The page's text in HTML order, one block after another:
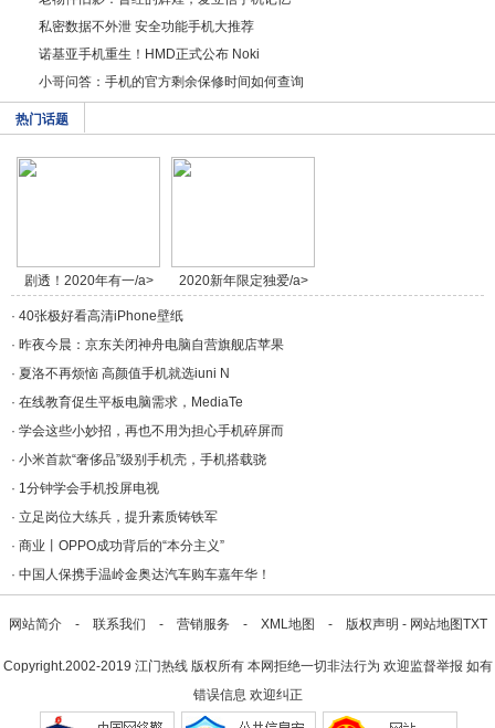
私密数据不外泄 安全功能手机大推荐
诺基亚手机重生！HMD正式公布 Noki
小哥问答：手机的官方剩余保修时间如何查询
热门话题
剧透！2020年有一/a> 2020新年限定独爱/a>
· 40张极好看高清iPhone壁纸
· 昨夜今晨：京东关闭神舟电脑自营旗舰店苹果
· 夏洛不再烦恼 高颜值手机就选iuni N
· 在线教育促生平板电脑需求，MediaTe
· 学会这些小妙招，再也不用为担心手机碎屏而
· 小米首款“奢侈品”级别手机壳，手机搭载骁
· 1分钟学会手机投屏电视
· 立足岗位大练兵，提升素质铸铁军
· 商业丨OPPO成功背后的“本分主义”
· 中国人保携手温岭金奥达汽车购车嘉年华！
网站简介- 联系我们 - 营销服务 - XML地图 - 版权声明 - 网站地图TXT
Copyright.2002-2019 江门热线版权所有 本网拒绝一切非法行为 欢迎监督举报 如有
错误信息 欢迎纠正